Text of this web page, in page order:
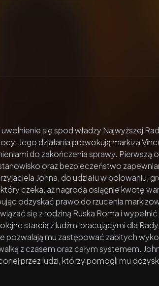
się spod władzy Najwyższej
Jego działania prowokują markiza
do zakończenia sprawy.
oraz bezpieczeństwo
Johna, do udziału w polowaniu,
czeka, aż nagroda osiągnie kwotę
odzyskać prawo do rzucenia
się z rodziną Ruska Roma i
starcia z ludźmi pracującymi dla
pozwalają mu zastępować zabitych
z czasem oraz całym systemem.
przez ludzi, którzy pomogli mu